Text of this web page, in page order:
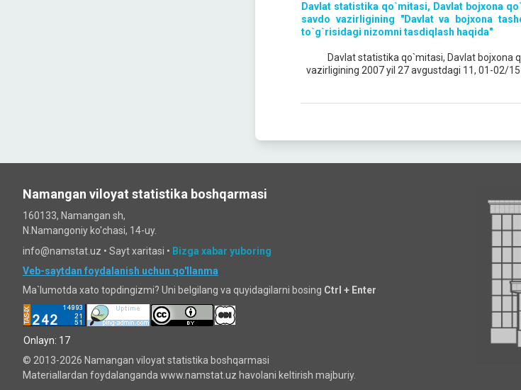
Davlat statistika qo`mitasi, Davlat bojxona
savdo vazirligining "Davlat va bojxona
to`g`risidagi nizomni tasdiqlash haqida"
Davlat statistika qo`mitasi, Davlat bojxona
vazirligining 2007 yil 27 avgustdagi 11, 01-02/
Namangan viloyat statistika boshqarmasi
160133, Namangan sh,
N.Namangoniy ko'chasi, 14-uy.
info@namstat.uz • Sayt xaritasi • Bizga xabar yuboring
Veb-saytdan foydalanish uchun qo'llanma
Ma`lumotda xato topdingizmi? Uni belgilang va quyidagilarni bosing Ctrl + Enter
Onlayn: 17
© 2013-2026 Namangan viloyat statistika boshqarmasi
Materiallardan foydalanganda www.namstat.uz havolani keltirish majburiy.